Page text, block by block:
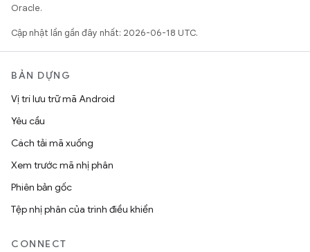
Oracle.
Cập nhật lần gần đây nhất: 2026-06-18 UTC.
BẢN DỰNG
Vị trí lưu trữ mã Android
Yêu cầu
Cách tải mã xuống
Xem trước mã nhị phân
Phiên bản gốc
Tệp nhị phân của trình điều khiển
CONNECT